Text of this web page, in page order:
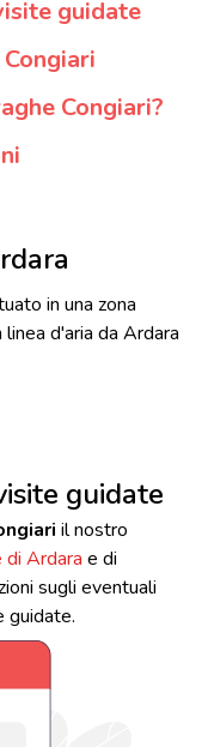
guidate
Congiari?
in una zona
d'aria da Ardara
guidate
il nostro
di Ardara e di
sugli eventuali
guidate.